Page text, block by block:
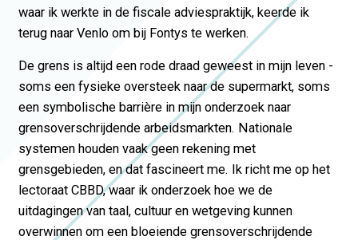
waar ik werkte in de fiscale adviespraktijk, keerde ik
terug naar Venlo om bij Fontys te werken.
De grens is altijd een rode draad geweest in mijn leven -
soms een fysieke oversteek naar de supermarkt, soms
een symbolische barrière in mijn onderzoek naar
grensoverschrijdende arbeidsmarkten. Nationale
systemen houden vaak geen rekening met
grensgebieden, en dat fascineert me. Ik richt me op het
lectoraat CBBD, waar ik onderzoek hoe we de
uitdagingen van taal, cultuur en wetgeving kunnen
overwinnen om een bloeiende grensoverschrijdende